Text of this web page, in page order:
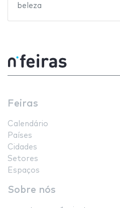
beleza
Feiras
Calendário
Países
Cidades
Setores
Espaços
Sobre nós